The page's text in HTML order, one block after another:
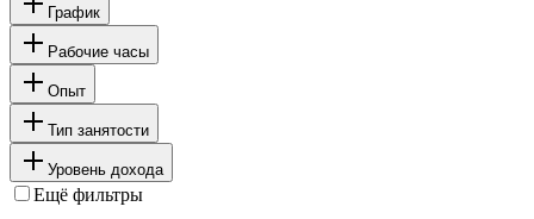
График
Рабочие часы
Опыт
Тип занятости
Уровень дохода
Ещё фильтры